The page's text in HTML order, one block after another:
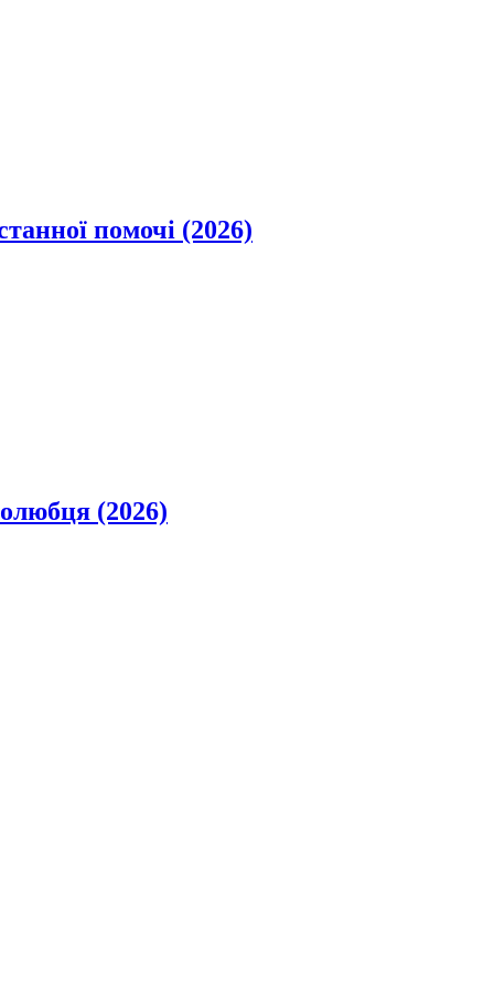
помочі (2026)
(2026)